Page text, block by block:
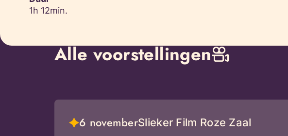
1h 12min.
Alle voorstellingen
6 novemberSlieker Film Roze Zaal